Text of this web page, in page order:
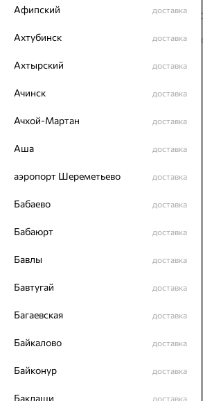
© ООО «Ювелирный дом «Кристалл»,2009 –
На информационном ресурсе
ОГРН 1044800168379
Афипский доставка
Ахтубинск доставка
Ахтырский доставка
Ачинск доставка
Ачхой-Мартан доставка
Аша доставка
аэропорт Шереметьево доставка
Бабаево доставка
Бабаюрт доставка
Бавлы доставка
Бавтугай доставка
Багаевская доставка
Байкалово доставка
Байконур доставка
Баклаши доставка